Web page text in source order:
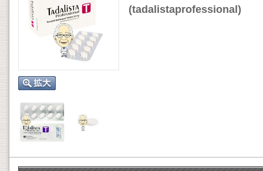
(tadalistaprofessional)